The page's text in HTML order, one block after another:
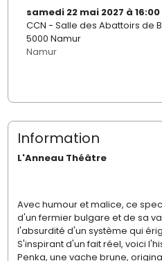
samedi 22 mai 2027 à 16:00
CCN - Salle des Abattoirs de
5000 Namur
Namur
Information
L'Anneau Théâtre
Avec humour et malice, ce
d'un fermier bulgare et de sa
l'absurdité d'un système qui
S'inspirant d'un fait réel, voici
Penka, une vache brune,